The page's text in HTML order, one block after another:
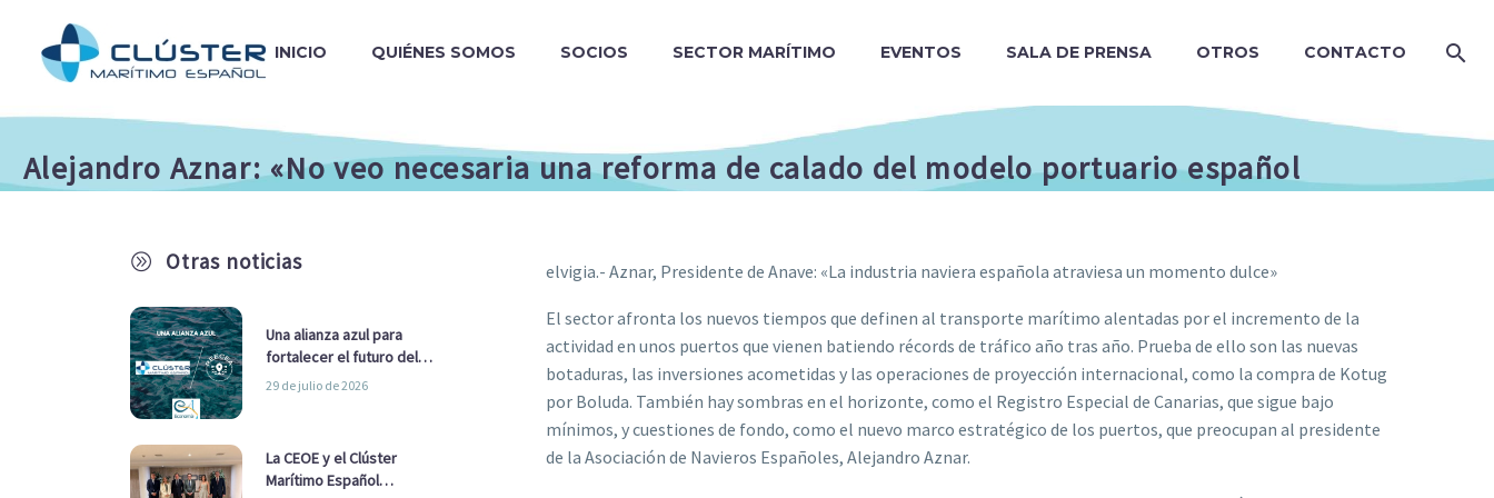
INICIO QUIÉNES SOMOS SOCIOS SECTOR MARÍTIMO EVENTOS SALA DE PRENSA OTROS CONTACTO
Alejandro Aznar: «No veo necesaria una reforma de calado del modelo portuario español
A Otras noticias
Una alianza azul para
fortalecer el futuro del
sector marítimo
29 de julio de 2026
La CEOE y el Clúster
Marítimo Español
elvigia.- Aznar, Presidente de Anave: «La industria naviera española atraviesa un momento dulce»
El sector afronta los nuevos tiempos que definen al transporte marítimo alentadas por el incremento de la
actividad en unos puertos que vienen batiendo récords de tráfico año tras año. Prueba de ello son las nuevas
botaduras, las inversiones acometidas y las operaciones de proyección internacional, como la compra de Kotug
por Boluda. También hay sombras en el horizonte, como el Registro Especial de Canarias, que sigue bajo
mínimos, y cuestiones de fondo, como el nuevo marco estratégico de los puertos, que preocupan al presidente
de la Asociación de Navieros Españoles, Alejandro Aznar.